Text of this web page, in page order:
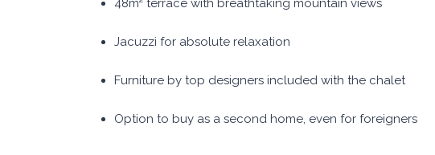
48m² terrace with breathtaking mountain views
Jacuzzi for absolute relaxation
Furniture by top designers included with the chalet
Option to buy as a second home, even for foreigners